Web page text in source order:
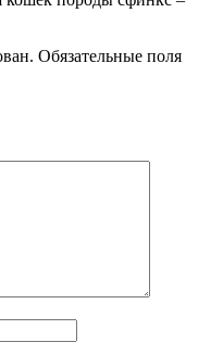
Обязательные поля